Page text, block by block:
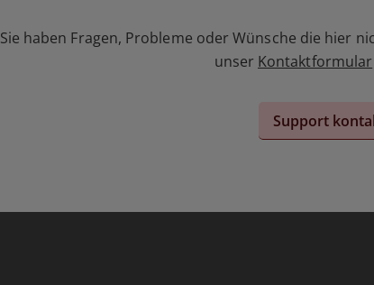
Sie haben Fragen, Probleme oder Wünsche die hier
unser Kontaktformular
Support